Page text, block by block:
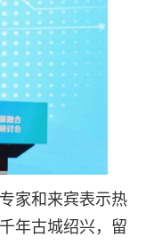
家和来宾表示热
年古城绍兴，留